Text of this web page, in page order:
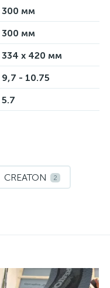
300 мм
300 мм
334 x 420 мм
9,7 - 10.75
5.7
CREATON 2